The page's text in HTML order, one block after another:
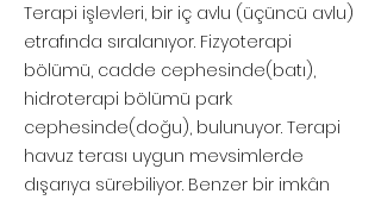
Terapi işlevleri, bir iç avlu (üçüncü avlu)
etrafında sıralanıyor. Fizyoterapi
bölümü, cadde cephesinde(batı),
hidroterapi bölümü park
cephesinde(doğu), bulunuyor. Terapi
havuz terası uygun mevsimlerde
dışarıya sürebiliyor. Benzer bir imkân